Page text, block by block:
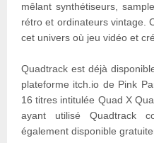
mêlant synthétiseurs,
rétro et ordinateurs vintage.
cet univers où jeu vidéo et
Quadtrack est déjà
plateforme itch.io de Pink
16 titres intitulée Quad X
ayant utilisé Quadtrack
également disponible